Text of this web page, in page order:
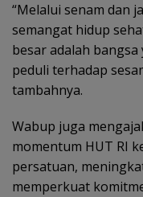
“Melalui senam dan
semangat hidup
besar adalah
peduli terhadap
tambahnya.
Wabup juga
momentum HUT RI
persatuan,
memperkuat